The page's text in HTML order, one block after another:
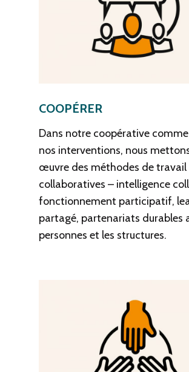
COOPÉRER
Dans notre coopérative
nos interventions, nous
œuvre des méthodes de travail
collaboratives – intelligence
fonctionnement participatif,
partagé, partenariats durables
personnes et les structures.